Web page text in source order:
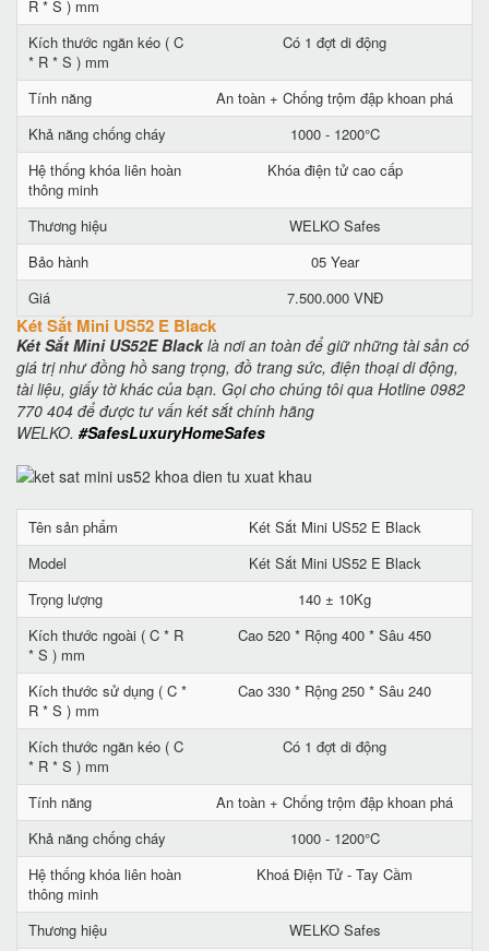
R * S ) mm
Kích thước ngăn kéo ( C
* R * S ) mm
Có 1 đợt di động
Tính năng
An toàn + Chống trộm đập khoan phá
Khả năng chống cháy
1000 - 1200°C
Hệ thống khóa liên hoàn
thông minh
Khóa điện tử cao cấp
Thương hiệu
WELKO Safes
Bảo hành
05 Year
Giá
7.500.000 VNĐ
Két Sắt Mini US52 E Black
Két Sắt Mini US52E Blacklà nơi an toàn để giữ những tài sản có
giá trị như đồng hồ sang trọng, đồ trang sức, điện thoại di động,
tài liệu, giấy tờ khác của bạn. Gọi cho chúng tôi qua Hotline 0982
770 404 để được tư vấn két sắt chính hãng
WELKO. #SafesLuxuryHomeSafes
Tên sản phẩm
Két Sắt Mini US52 E Black
Model
Két Sắt Mini US52 E Black
Trọng lượng
140 ± 10Kg
Kích thước ngoài ( C * R
* S ) mm
Cao 520 * Rộng 400 * Sâu 450
Kích thước sử dụng ( C *
R * S ) mm
Cao 330 * Rộng 250 * Sâu 240
Kích thước ngăn kéo ( C
* R * S ) mm
Có 1 đợt di động
Tính năng
An toàn + Chống trộm đập khoan phá
Khả năng chống cháy
1000 - 1200°C
Hệ thống khóa liên hoàn
thông minh
Khoá Điện Tử - Tay Cầm
Thương hiệu
WELKO Safes